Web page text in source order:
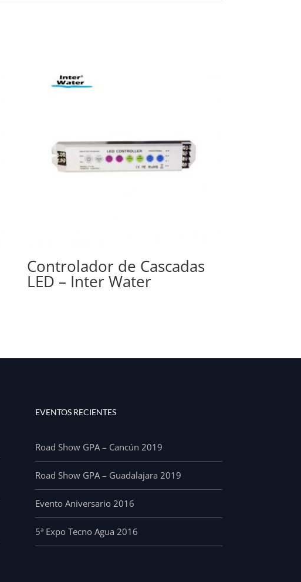
Controlador de Cascadas
LED – Inter Water
EVENTOS RECIENTES
Road Show GPA – Cancún 2019
Road Show GPA – Guadalajara 2019
Evento Aniversario 2016
5ª Expo Tecno Agua 2016